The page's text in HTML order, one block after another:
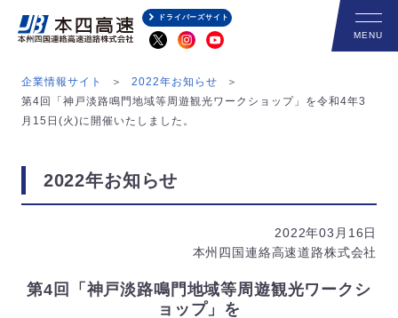
ドライバーズサイト
企業情報サイト
2022年お知らせ
第4回「神戸淡路鳴門地域等周遊観光ワークショップ」を令和4年3
月15日(火)に開催いたしました。
2022年お知らせ
2022年03月16日
本州四国連絡高速道路株式会社
第4回「神戸淡路鳴門地域等周遊観光ワークシ
ョップ」を